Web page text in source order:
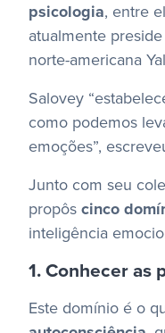
psicologia, entre
atualmente
norte-americana
Salovey
como podemos
emoções”,
Junto com seu
propôs cinco
inteligência
1. Conhecer as
Este domínio é o